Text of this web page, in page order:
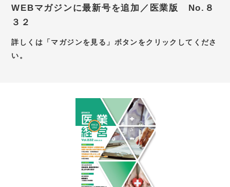
アクセス
お問い合わせ
新卒採用サイト
WEBマガジンに最新号を追加／医業版 No.８
３２
詳しくは「マガジンを見る」ボタンをクリックしてくださ
い。